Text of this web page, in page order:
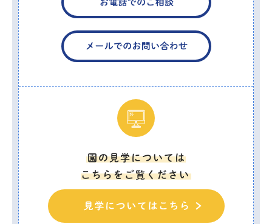
園の見学については
こちらをご覧ください